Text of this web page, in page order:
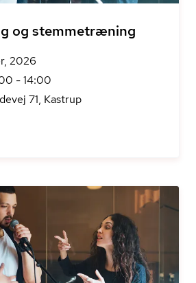
og stemmetræning
2026
- 14:00
71, Kastrup